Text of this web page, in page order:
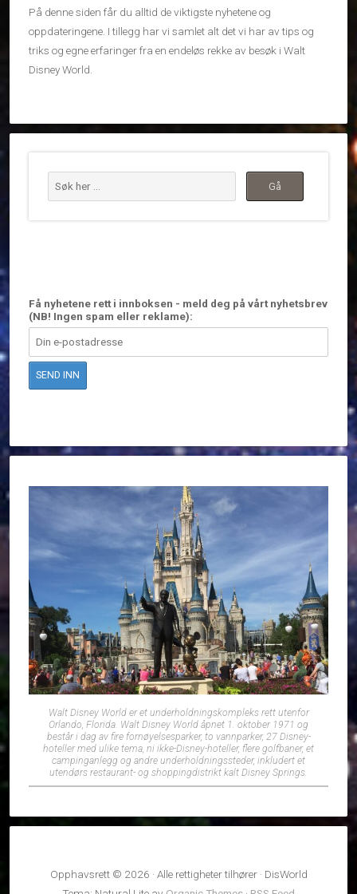
På denne siden får du alltid de viktigste nyhetene og
oppdateringene. I tillegg har vi samlet alt det vi har av tips og
triks og egne erfaringer fra en endeløs rekke av besøk i Walt
Disney World.
Få nyhetene rett i innboksen - meld deg på vårt nyhetsbrev
(NB! Ingen spam eller reklame):
Walt Disney World er et underholdningskompleks rett utenfor
Orlando, Florida. Walt Disney World åpnet 1. oktober 1971 og
består i dag av fire fornøyelsesparker, to vannparker, 27 Disney-
hoteller med ulike tema, ni ikke-Disney-hoteller, flere golfbaner, et
campinganlegg og andre underholdningssteder, inkludert et
utendørs restaurant- og shoppingdistrikt kalt Disney Springs.
Opphavsrett © 2026 · Alle rettigheter tilhører · DisWorld